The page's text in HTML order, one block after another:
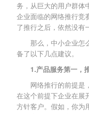
务，从巨大的用户群体
企业面临的网络推行竞
了推行之后，依然没有
那么，中小企业怎
备了以下几点建议。
1.产品服务第一，
网络推行的前提是
在这个前提下企业在展
方针客户。假如，你为